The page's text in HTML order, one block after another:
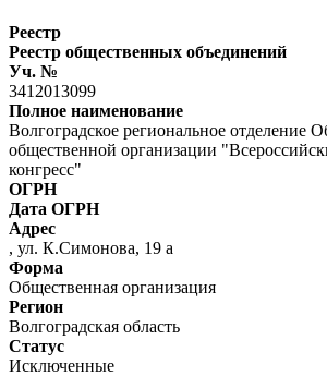
Реестр
Реестр общественных объединений
Уч. №
3412013099
Полное наименование
Волгоградское региональное отделение
общественной организации
конгресс"
ОГРН
Дата ОГРН
Адрес
, ул. К.Симонова, 19 а
Форма
Общественная организация
Регион
Волгоградская область
Статус
Исключенные